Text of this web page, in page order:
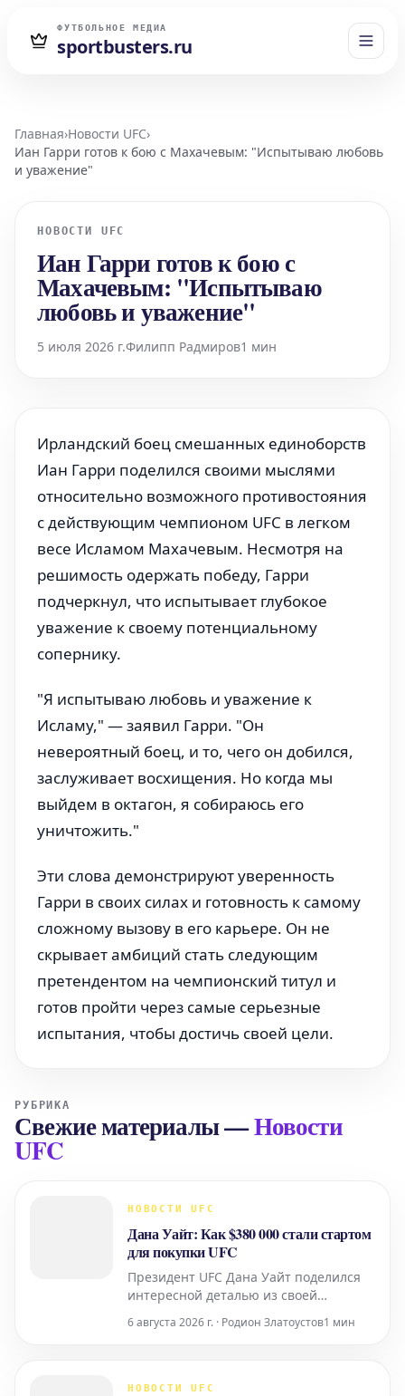
ФУТБОЛЬНОЕ МЕДИА
sportbusters.ru
Главная›Новости UFC›
Иан Гарри готов к бою с Махачевым: "Испытываю любовь
и уважение"
НОВОСТИ UFC
Иан Гарри готов к бою с
Махачевым: "Испытываю
любовь и уважение"
5 июля 2026 г.Филипп Радмиров1 мин
Ирландский боец смешанных единоборств
Иан Гарри поделился своими мыслями
относительно возможного противостояния
с действующим чемпионом UFC в легком
весе Исламом Махачевым. Несмотря на
решимость одержать победу, Гарри
подчеркнул, что испытывает глубокое
уважение к своему потенциальному
сопернику.
"Я испытываю любовь и уважение к
Исламу," — заявил Гарри. "Он
невероятный боец, и то, чего он добился,
заслуживает восхищения. Но когда мы
выйдем в октагон, я собираюсь его
уничтожить."
Эти слова демонстрируют уверенность
Гарри в своих силах и готовность к самому
сложному вызову в его карьере. Он не
скрывает амбиций стать следующим
претендентом на чемпионский титул и
готов пройти через самые серьезные
испытания, чтобы достичь своей цели.
РУБРИКА
Свежие материалы—Новости
UFC
НОВОСТИ UFC
Дана Уайт: Как $380 000 стали стартом
для покупки UFC
Президент UFC Дана Уайт поделился
интересной деталью из своей
000 долларов еще до того, как вместе
средства Уайт получил в результате
6 августа 2026 г. · Родион Златоустов1 мин
НОВОСТИ UFC